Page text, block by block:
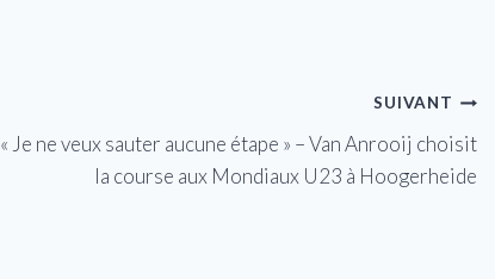
SUIVANT
« Je ne veux sauter aucune étape » – Van Anrooij choisit
la course aux Mondiaux U23 à Hoogerheide